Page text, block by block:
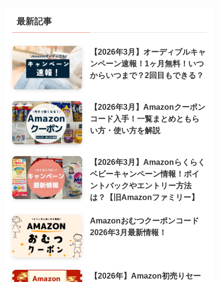
最新記事
【2026年3月】オーディブルキャ
ンペーン速報！1ヶ月無料！いつ
からいつまで？2回目もできる？
【2026年3月】Amazonクーポン
コード入手！一覧まとめともら
い方・使い方を解説
【2026年3月】Amazonらくらく
ベビーキャンペーン情報！ポイ
ントバックやエントリー方法
は？【旧Amazonファミリー】
Amazonおむつクーポンコード
2026年3月最新情報！
【2026年】Amazon初売りセー